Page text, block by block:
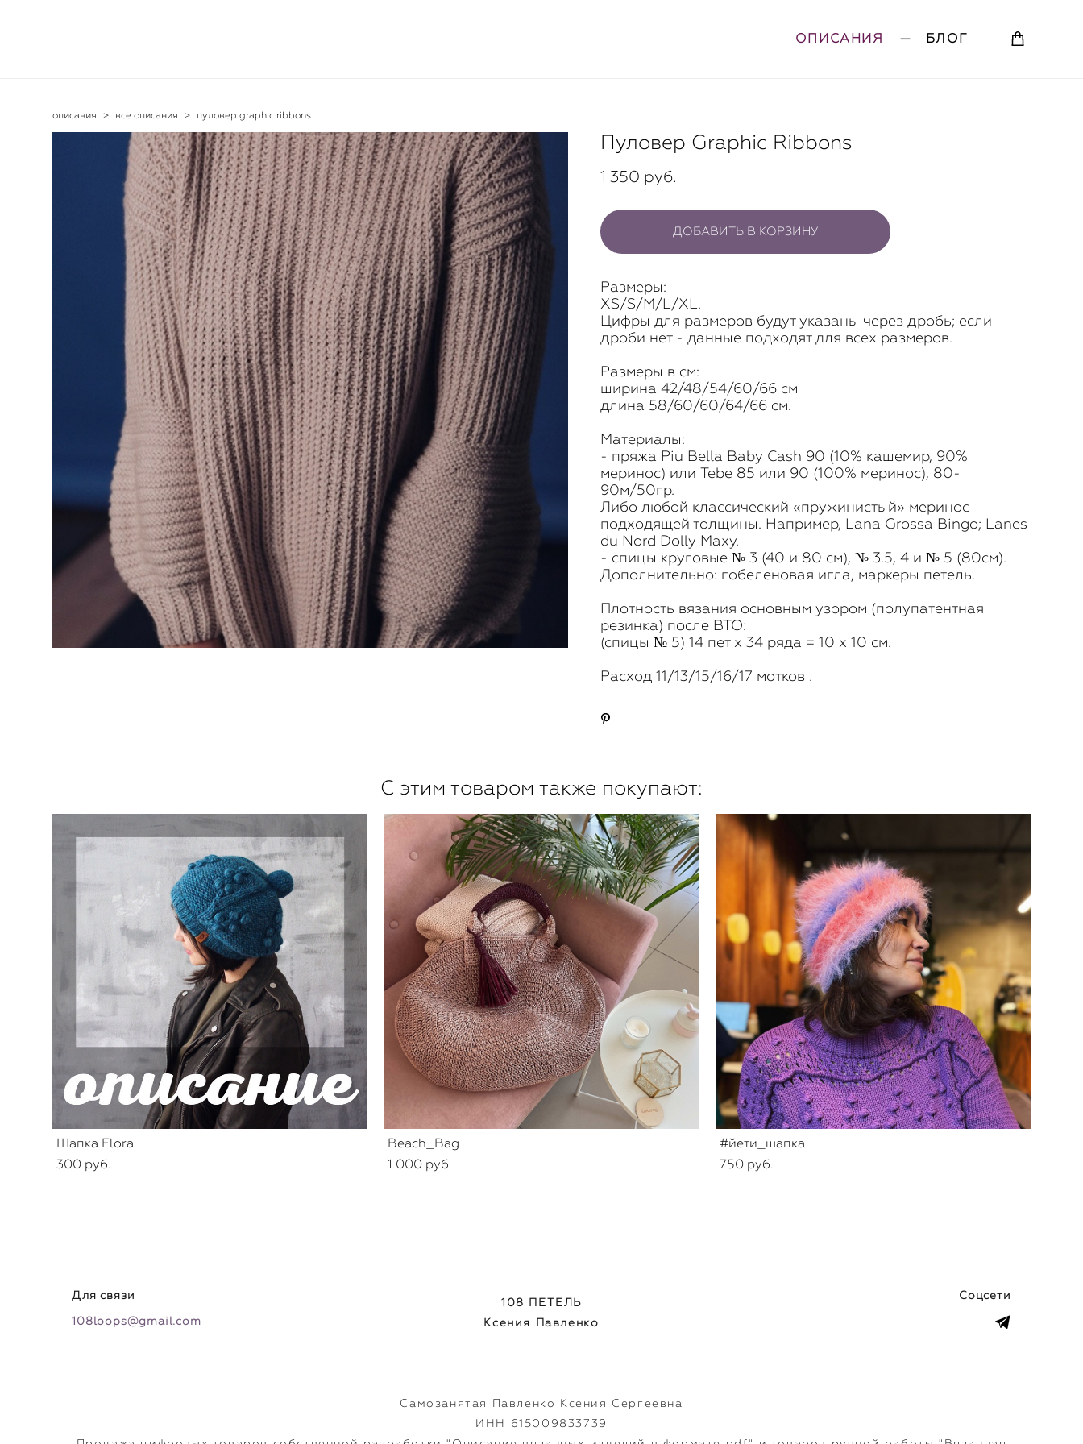
ОПИСАНИЯ — БЛОГ
описания > все описания > пуловер graphic ribbons
Пуловер Graphic Ribbons
1 350 pуб.
ДОБАВИТЬ В КОРЗИНУ
Размеры:
XS/S/M/L/XL.
Цифры для размеров будут указаны через дробь; если
дроби нет - данные подходят для всех размеров.
Размеры в см:
ширина 42/48/54/60/66 см
длина 58/60/60/64/66 см.
Материалы:
- пряжа Piu Bella Baby Cash 90 (10% кашемир, 90%
меринос) или Tebe 85 или 90 (100% меринос), 80-
90м/50гр.
Либо любой классический «пружинистый» меринос
подходящей толщины. Например, Lana Grossa Bingo; Lanes
du Nord Dolly Maxy.
- спицы круговые № 3 (40 и 80 см), № 3.5, 4 и № 5 (80см).
Дополнительно: гобеленовая игла, маркеры петель.
Плотность вязания основным узором (полупатентная
резинка) после ВТО:
(спицы № 5) 14 пет х 34 ряда = 10 х 10 см.
Расход 11/13/15/16/17 мотков .
С этим товаром также покупают:
Шапка Flora
300 pуб.
Beach_Bag
1 000 pуб.
#йети_шапка
750 pуб.
Для связи
108loops@gmail.com
108 ПЕТЕЛЬ
Ксения Павленко
Соцсети
Самозанятая Павленко Ксения Сергеевна
ИНН 615009833739